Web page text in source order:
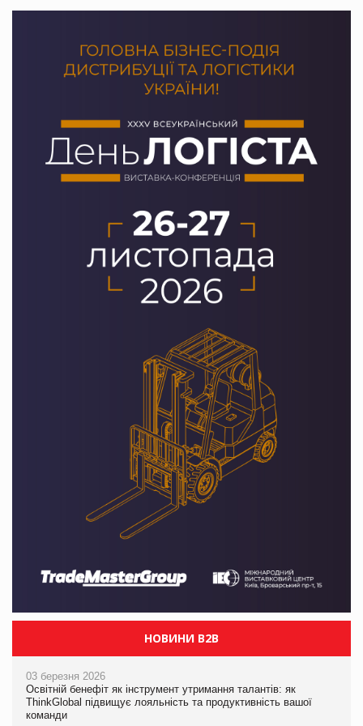
НОВИНИ B2B
03 березня 2026
Освітній бенефіт як інструмент утримання талантів: як
ThinkGlobal підвищує лояльність та продуктивність вашої
команди